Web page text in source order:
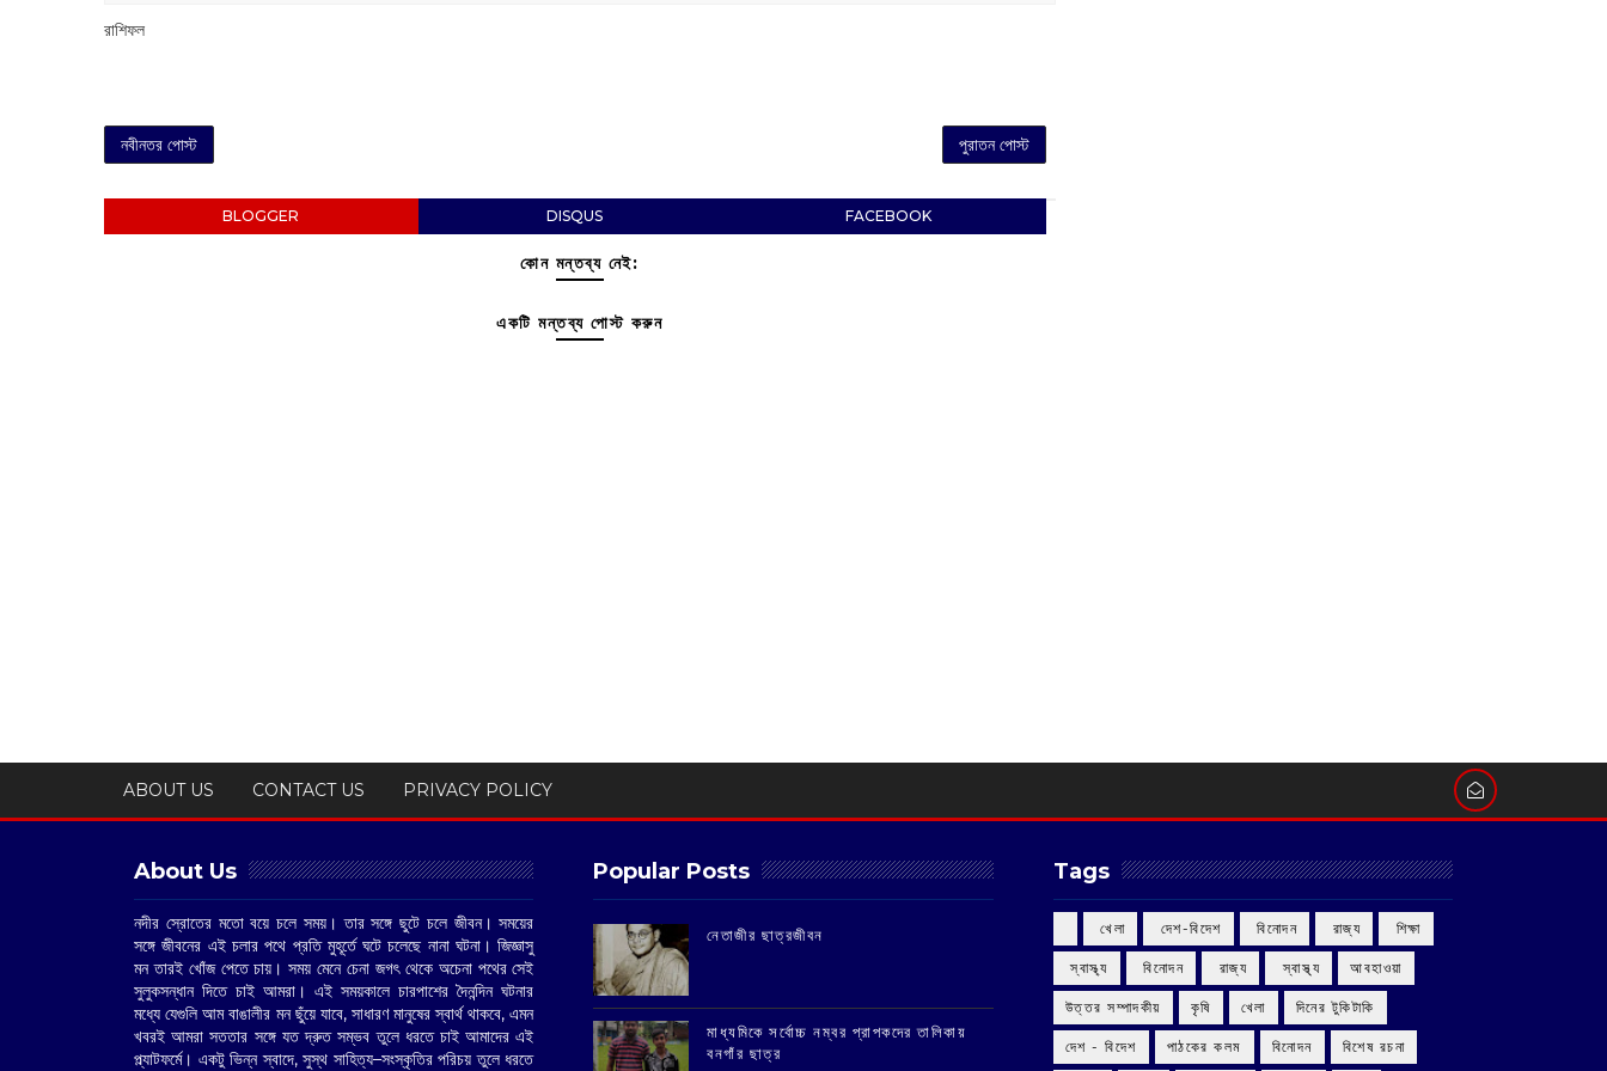
রাশিফল
নবীনতর পোস্ট পুরাতন পোস্ট
BLOGGER DISQUS FACEBOOK
কোন মন্তব্য নেই:
একটি মন্তব্য পোস্ট করুন
ABOUT US CONTACT US PRIVACY POLICY
About Us
নদীর স্রোতের মতো বয়ে চলে সময়। তার সঙ্গে ছুটে চলে জীবন। সময়ের
সঙ্গে জীবনের এই চলার পথে প্রতি মুহূর্তে ঘটে চলেছে নানা ঘটনা। জিজ্ঞাসু
মন তারই খোঁজ পেতে চায়। সময় মেনে চেনা জগৎ থেকে অচেনা পথের সেই
সুলুকসন্ধান দিতে চাই আমরা। এই সময়কালে চারপাশের দৈনন্দিন ঘটনার
মধ্যে যেগুলি আম বাঙালীর মন ছুঁয়ে যাবে, সাধারণ মানুষের স্বার্থ থাকবে, এমন
খবরই আমরা সততার সঙ্গে যত দ্রুত সম্ভব তুলে ধরতে চাই আমাদের এই
প্ল্যাটফর্মে। একটু ভিন্ন স্বাদে, সুস্থ সাহিত্য–সংস্কৃতির পরিচয় তুলে ধরতে
Popular Posts
‌নেতাজীর ছাত্রজীবন
মাধ্যমিকে সর্বোচ্চ নম্বর প্রাপকদের তালিকায়
বনগাঁর ছাত্র
Tags
‌ খেলা ‌ দেশ-বিদেশ ‌ বিনোদন ‌ রাজ্য ‌ শিক্ষা
‌ স্বাস্থ্য ‌ বিনোদন ‌ রাজ্য ‌ স্বাস্থ্য আবহাওয়া
উত্তর সম্পাদকীয় কৃষি খেলা দিনের টুকিটাকি
দেশ - বিদেশ পাঠকের কলম বিনোদন বিশেষ রচনা